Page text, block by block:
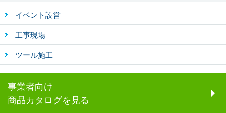
イベント設営
工事現場
ツール施工
事業者向け
商品カタログを見る